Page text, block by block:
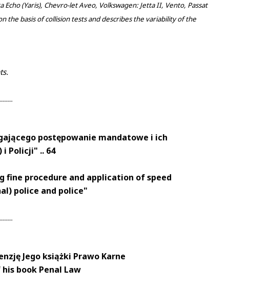
(Yaris), Chevro-let Aveo, Volkswagen: Jetta II, Vento, Passat
the basis of collision tests and describes the variability of the
postępowanie mandatowe i ich
Policji" .. 64
fine procedure and application of speed
police and police"
Jego książki Prawo Karne
book Penal Law